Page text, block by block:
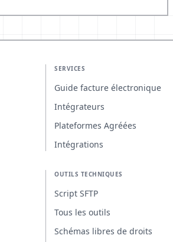
SERVICES
Guide facture électronique
Intégrateurs
Plateformes Agréées
Intégrations
OUTILS TECHNIQUES
Script SFTP
Tous les outils
Schémas libres de droits